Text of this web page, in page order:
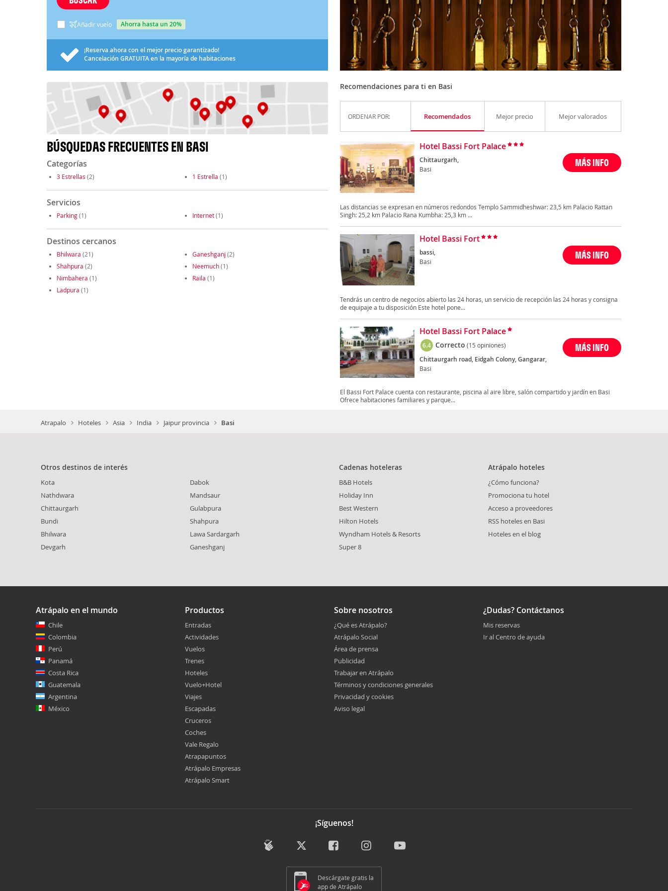
Añadir vuelo ahorra hasta un 20%
¡Reserva ahora con el mejor precio garantizado!
Cancelación GRATUITAen la mayoría de habitaciones
BÚSQUEDAS FRECUENTES EN BASI
Categorías
3 Estrellas (2) 1 Estrella (1)
Servicios
Parking(1) Internet(1)
Destinos cercanos
Bhilwara (21) Ganeshganj (2)
Shahpura (2) Neemuch(1)
Nimbahera (1) Raila (1)
Ladpura (1)
Recomendaciones para ti en Basi
ORDENAR POR: Recomendados Mejor precio Mejor valorados
Hotel Bassi Fort Palace
Chittaurgarh,
Basi
MÁS INFO
Las distancias se expresan en números redondos Templo Sammidheshwar: 23,5 km Palacio Rattan
Singh: 25,2 km Palacio Rana Kumbha: 25,3 km ...
Hotel Bassi Fort
bassi,
Basi
MÁS INFO
Tendrás un centro de negocios abierto las 24 horas, un servicio de recepción las 24 horas y consigna
de equipaje a tu disposición Este hotel pone...
Hotel Bassi Fort Palace
6.4 Correcto (15 opiniones)
Chittaurgarh road, Eidgah Colony, Gangarar,
Basi
MÁS INFO
El Bassi Fort Palace cuenta con restaurante, piscina al aire libre, salón compartido y jardín en Basi
Ofrece habitaciones familiares y parque...
Atrapalo Hoteles Asia India Jaipur provincia Basi
Otros destinos de interés
Kota
Nathdwara
Chittaurgarh
Bundi
Bhilwara
Devgarh
Dabok
Mandsaur
Gulabpura
Shahpura
Lawa Sardargarh
Ganeshganj
Cadenas hoteleras
B&B Hotels
Holiday Inn
Best Western
Hilton Hotels
Wyndham Hotels & Resorts
Super 8
Atrápalo hoteles
¿Cómo funciona?
Promociona tu hotel
Acceso a proveedores
RSS hoteles en Basi
Hoteles en el blog
Atrápalo en el mundo
Chile
Colombia
Perú
Panamá
Costa Rica
Guatemala
Argentina
México
Productos
Entradas
Actividades
Vuelos
Trenes
Hoteles
Vuelo+Hotel
Viajes
Escapadas
Cruceros
Coches
Vale Regalo
Atrapapuntos
Atrápalo Empresas
Atrápalo Smart
Sobre nosotros
¿Qué es Atrápalo?
Atrápalo Social
Área de prensa
Publicidad
Trabajar en Atrápalo
Términos y condiciones generales
Privacidad y cookies
Aviso legal
¿Dudas? Contáctanos
Mis reservas
Ir al Centro de ayuda
¡Síguenos!
Descárgate gratis la
app de Atrápalo